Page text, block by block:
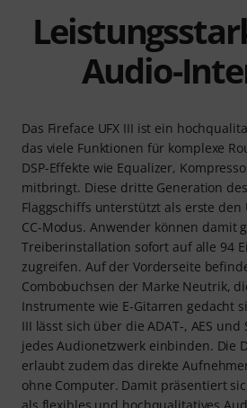
Audio-
Das Fireface UFX III ist ein
das viele Funktionen für komplexe
DSP-Effekte wie Equalizer,
mitbringt. Diese dritte Generation
Flaggschiffs unterstützt als erste den
CC-Modus. Anwender können damit
Treiberinstallation sofort auf alle 94
zugreifen. Auf der Vorderseite
Combobuchsen der Marke Neutrik,
Instrumente wie E-Gitarren gedacht
III lässt sich über die ADAT-, AES und
jedes Audionetzwerk einbinden. Die
erlaubt zudem das direkte
ohne Computer. Damit präsentiert
als flexibles und hochqualitatives